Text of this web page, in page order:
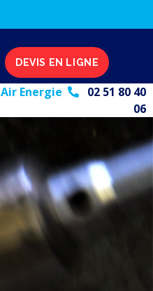
DEVIS EN LIGNE
Air Energie
02 51 80 40
06